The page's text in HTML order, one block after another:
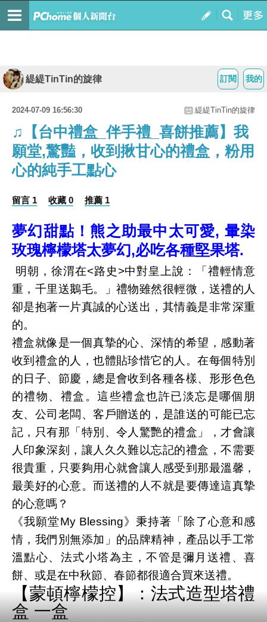
我的
訂閱
緹緹TinTin的旋律
2024-07-09 16:56:30 緹緹TinTin的旋律
♫【台中禮盒_伴手禮_喜餅推薦】我
願堂,驚豔，收到揪甘心的禮盒，粉用
心的純手工點心
留言 1 收藏 0 推薦 1
夢幻甜點！熊之助最中太可愛, 暈染
玫瑰檸檬塔太夢幻,必吃各種堅果塔.
明朝，徐渭在<路史>中對皇上說：「禮輕情意
重，千里送鵝毛。」禮物雖然很輕微，送禮的人
卻是抱著一片真誠的心送出，其情義是非常深重
的。
禮盒就像是一個真摯的心、深情的希望，感動著
收到禮盒的人，也體貼珍惜它的人。在每個特別
的日子、節慶，總是會收到各種各樣、形形色色
的禮物、禮盒。這些禮盒也許已淡忘是哪個朋
友、公司老闆、客戶贈送的，是誰送的可能已忘
記，只有那「特別、令人驚艷的禮盒」，才會讓
人印象深刻，讓人久久難以忘記的禮盒，不需要
很貴重，只要夠用心就會讓人感受到那最溫馨，
最美好的心意。而送禮的人不就是要傳達這真摯
的心意嗎？
《我願堂My Blessing》秉持著「除了心意和感
情，我們別無添加」的品牌精神，產品以手工常
溫點心、法式小塔為主，不管是彌月送禮、喜
餅、或是在中秋節、春節都很適合買來送禮。
【蒙頓檸檬控】：法式造型塔禮
盒 一盒